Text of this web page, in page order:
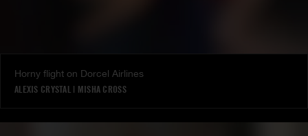
Horny flight on Dorcel Airlines
ALEXIS CRYSTAL | MISHA CROSS